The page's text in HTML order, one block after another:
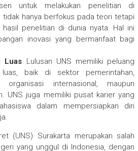
untuk melakukan penelitian di
tidak hanya berfokus pada teori tetapi
penelitian di dunia nyata. Hal ini
inovasi yang bermanfaat bagi
Luas Lulusan UNS memiliki peluang
baik di sektor pemerintahan,
organisasi internasional, maupun
UNS juga memiliki pusat karier yang
dalam mempersiapkan diri
(UNS) Surakarta merupakan salah
yang unggul di Indonesia, dengan